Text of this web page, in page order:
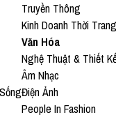
Truyền Thông
Kinh Doanh Thời Trang
Văn Hóa
Nghệ Thuật & Thiết
Âm Nhạc
Điện Ảnh
People In Fashion